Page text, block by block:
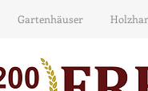
Gartenhäuser